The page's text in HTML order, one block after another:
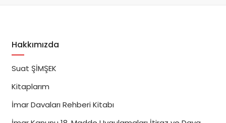
Hakkımızda
Suat ŞİMŞEK
Kitaplarım
İmar Davaları Rehberi Kitabı